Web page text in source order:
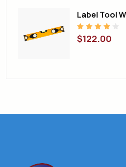
Label Tool
Note4.00
sur 5
$122.00